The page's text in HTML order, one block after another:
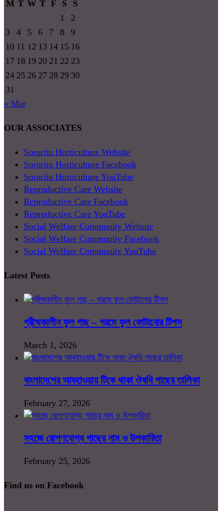
M T W T F S
S
1
2
3
4 5 6 7 8
9
10 11 12 13 14 15 16
17 18 19 20 21 22 23
24 25 26 27 28 29 30
31
« Mar
OUR ASSOCIATES
Sororitu Horticulture Website
Sororitu Horticulture Facebook
Sororitu Horticulture YouTube
Reproductive Care Website
Reproductive Care Facebook
Reproductive Care YouTube
Social Welfare Community Website
Social Welfare Community Facebook
Social Welfare Community YouTube
Latest Posts
গ্রীষ্মকালীন ফুল গাছ – গরমে ফুল ফোটানোর টিপস
March 1, 2026
বাংলাদেশের আবহাওয়ায় টিকে থাকা ঔষধি গাছের তালিকা
February 27, 2026
সহজে রোপণযোগ্য গাছের নাম ও উপকারিতা
February 25, 2026
Find us on Facebook